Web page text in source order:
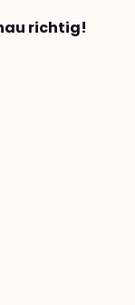
richtig!